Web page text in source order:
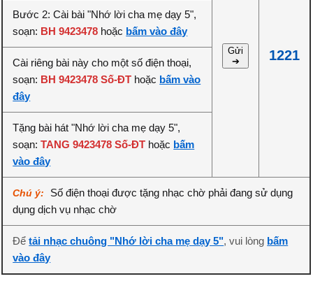
Gửi
➔
1221
Bước 2: Cài bài "Nhớ lời cha mẹ dạy 5",
soạn: BH 9423478 hoặc bấm vào đây
Cài riêng bài này cho một số điện thoại,
soạn: BH 9423478 Số-ĐT hoặc bấm vào
đây
Tặng bài hát "Nhớ lời cha mẹ dạy 5",
soạn:TANG 9423478 Số-ĐT hoặc bấm
vào đây
Chú ý:
Số điện thoại được tặng nhạc chờ phải đang sử dụng
dụng dịch vụ nhạc chờ
Đểtải nhạc chuông "Nhớ lời cha mẹ dạy 5", vui lòng bấm
vào đây